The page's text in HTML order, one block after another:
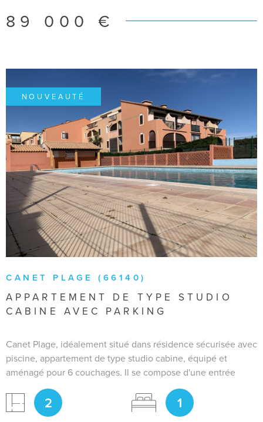
plus de renseignements ou organiser une visite.
89 000 €
CANET PLAGE (66140)
APPARTEMENT DE TYPE STUDIO
CABINE AVEC PARKING
Canet Plage, idéalement situé dans résidence sécurisée avec
piscine, appartement de type studio cabine, équipé et
aménagé pour 6 couchages. Il se compose d'une entrée
cabine avec deux lits superposés, un séjour avec cuisine
ouverte équipé et aménagée, une cabine équipé d'un lit
deux personnes. Une belle terrasse pour profiter des repas
2 1
NOUVEAUTÉ
VOIR LE BIEN